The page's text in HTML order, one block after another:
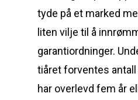
tyde på et marked
liten vilje til å
garantiordninger.
tiåret forventes
har overlevd fem år